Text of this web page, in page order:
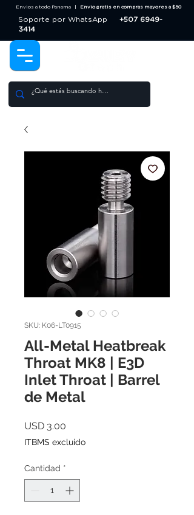
Envios a todo Panama | Envio gratis en compras mayores a $50
Soporte por WhatsApp
+507 6949-
3414
SKU: K06-LT0915
All-Metal Heatbreak
Throat MK8 | E3D
Inlet Throat | Barrel
de Metal
USD 3.00
ITBMS excluido
Cantidad *